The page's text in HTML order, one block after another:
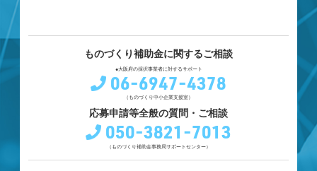
ものづくり補助金に関するご相談
●大阪府の採択事業者に対するサポート
06-6947-4378
（ものづくり中小企業支援室）
応募申請等全般の質問・ご相談
050-3821-7013
（ものづくり補助金事務局サポートセンター）